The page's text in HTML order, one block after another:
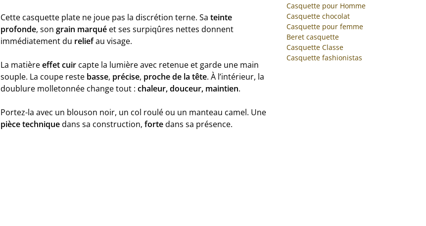
Cette casquette plate ne joue pas la discrétion terne. Sa teinte
profonde, son grain marquéet ses surpiqûres nettes donnent
immédiatement du reliefau visage.
La matièreeffet cuircapte la lumière avec retenue et garde une main
souple. La coupe reste basse, précise, proche de la tête. À l’intérieur, la
doublure molletonnée change tout : chaleur, douceur, maintien.
Portez-la avec un blouson noir, un col roulé ou un manteau camel. Une
pièce techniquedans sa construction, fortedans sa présence.
Casquette pour Homme
Casquette chocolat
Casquette pour femme
Beret casquette
Casquette Classe
Casquette fashionistas